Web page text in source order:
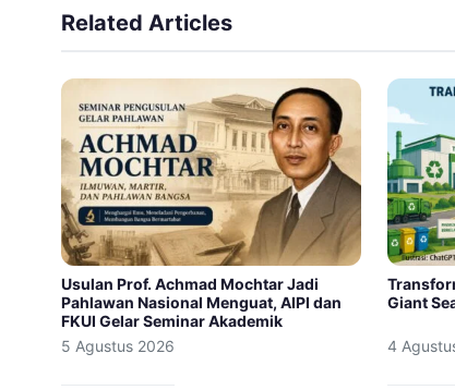
Related Articles
Usulan Prof. Achmad Mochtar Jadi
Pahlawan Nasional Menguat, AIPI dan
FKUI Gelar Seminar Akademik
5 Agustus 2026
Giant
4